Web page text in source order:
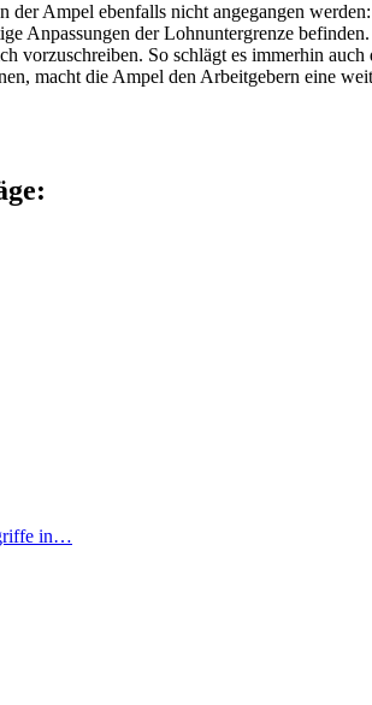
der Ampel ebenfalls nicht angegangen
Anpassungen der Lohnuntergrenze
vorzuschreiben. So schlägt es immerhin
macht die Ampel den Arbeitgebern eine
in…